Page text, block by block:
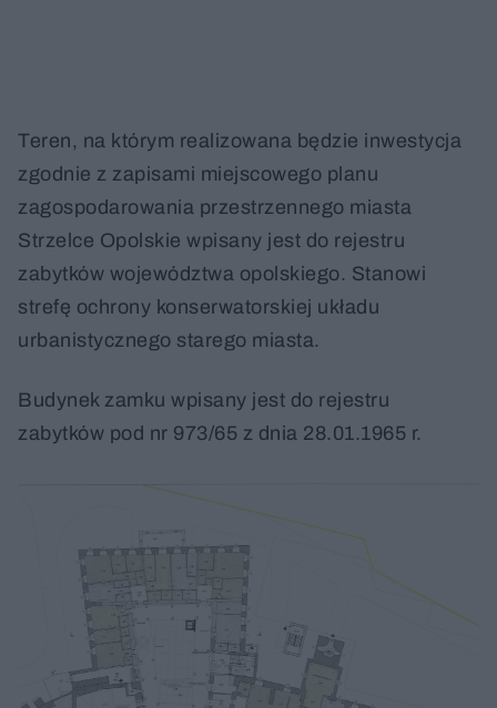
Teren, na którym realizowana będzie inwestycja
zgodnie z zapisami miejscowego planu
zagospodarowania przestrzennego miasta
Strzelce Opolskie wpisany jest do rejestru
zabytków województwa opolskiego. Stanowi
strefę ochrony konserwatorskiej układu
urbanistycznego starego miasta.
Budynek zamku wpisany jest do rejestru
zabytków pod nr 973/65 z dnia 28.01.1965 r.